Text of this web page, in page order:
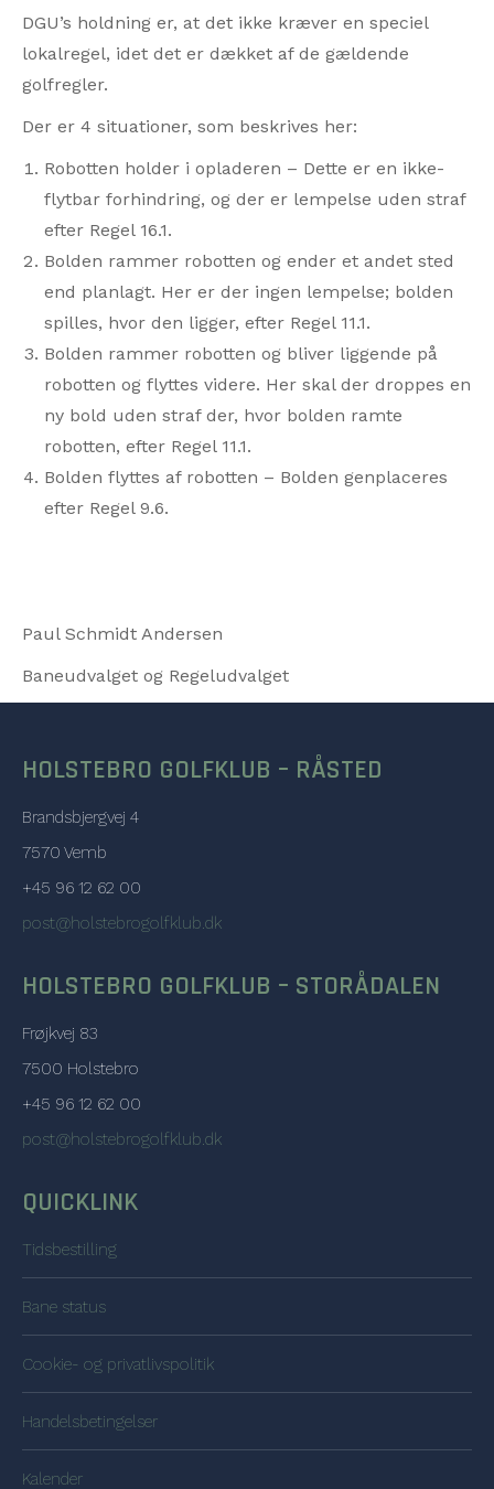
DGU’s holdning er, at det ikke kræver en speciel
lokalregel, idet det er dækket af de gældende
golfregler.
Der er 4 situationer, som beskrives her:
Robotten holder i opladeren – Dette er en ikke-
flytbar forhindring, og der er lempelse uden straf
efter Regel 16.1.
Bolden rammer robotten og ender et andet sted
end planlagt. Her er der ingen lempelse; bolden
spilles, hvor den ligger, efter Regel 11.1.
Bolden rammer robotten og bliver liggende på
robotten og flyttes videre. Her skal der droppes en
ny bold uden straf der, hvor bolden ramte
robotten, efter Regel 11.1.
Bolden flyttes af robotten – Bolden genplaceres
efter Regel 9.6.
Paul Schmidt Andersen
Baneudvalget og Regeludvalget
HOLSTEBRO GOLFKLUB – RÅSTED
Brandsbjergvej 4
7570 Vemb
+45 96 12 62 00
post@holstebrogolfklub.dk
HOLSTEBRO GOLFKLUB – STORÅDALEN
Frøjkvej 83
7500 Holstebro
+45 96 12 62 00
post@holstebrogolfklub.dk
QUICKLINK
Tidsbestilling
Bane status
Cookie- og privatlivspolitik
Handelsbetingelser
Kalender